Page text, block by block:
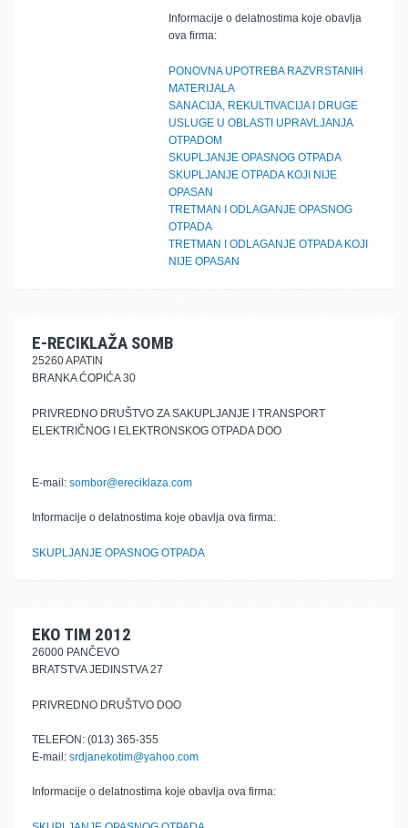
Informacije o delatnostima koje obavlja
ova firma:
PONOVNA UPOTREBA RAZVRSTANIH
MATERIJALA
SANACIJA, REKULTIVACIJA I DRUGE
USLUGE U OBLASTI UPRAVLJANJA
OTPADOM
SKUPLJANJE OPASNOG OTPADA
SKUPLJANJE OTPADA KOJI NIJE
OPASAN
TRETMAN I ODLAGANJE OPASNOG
OTPADA
TRETMAN I ODLAGANJE OTPADA KOJI
NIJE OPASAN
E-RECIKLAŽA SOMB
25260 APATIN
BRANKA ĆOPIĆA 30
PRIVREDNO DRUŠTVO ZA SAKUPLJANJE I TRANSPORT
ELEKTRIČNOG I ELEKTRONSKOG OTPADA DOO
E-mail: sombor@ereciklaza.com
Informacije o delatnostima koje obavlja ova firma:
SKUPLJANJE OPASNOG OTPADA
EKO TIM 2012
26000 PANČEVO
BRATSTVA JEDINSTVA 27
PRIVREDNO DRUŠTVO DOO
TELEFON: (013) 365-355
E-mail: srdjanekotim@yahoo.com
Informacije o delatnostima koje obavlja ova firma: